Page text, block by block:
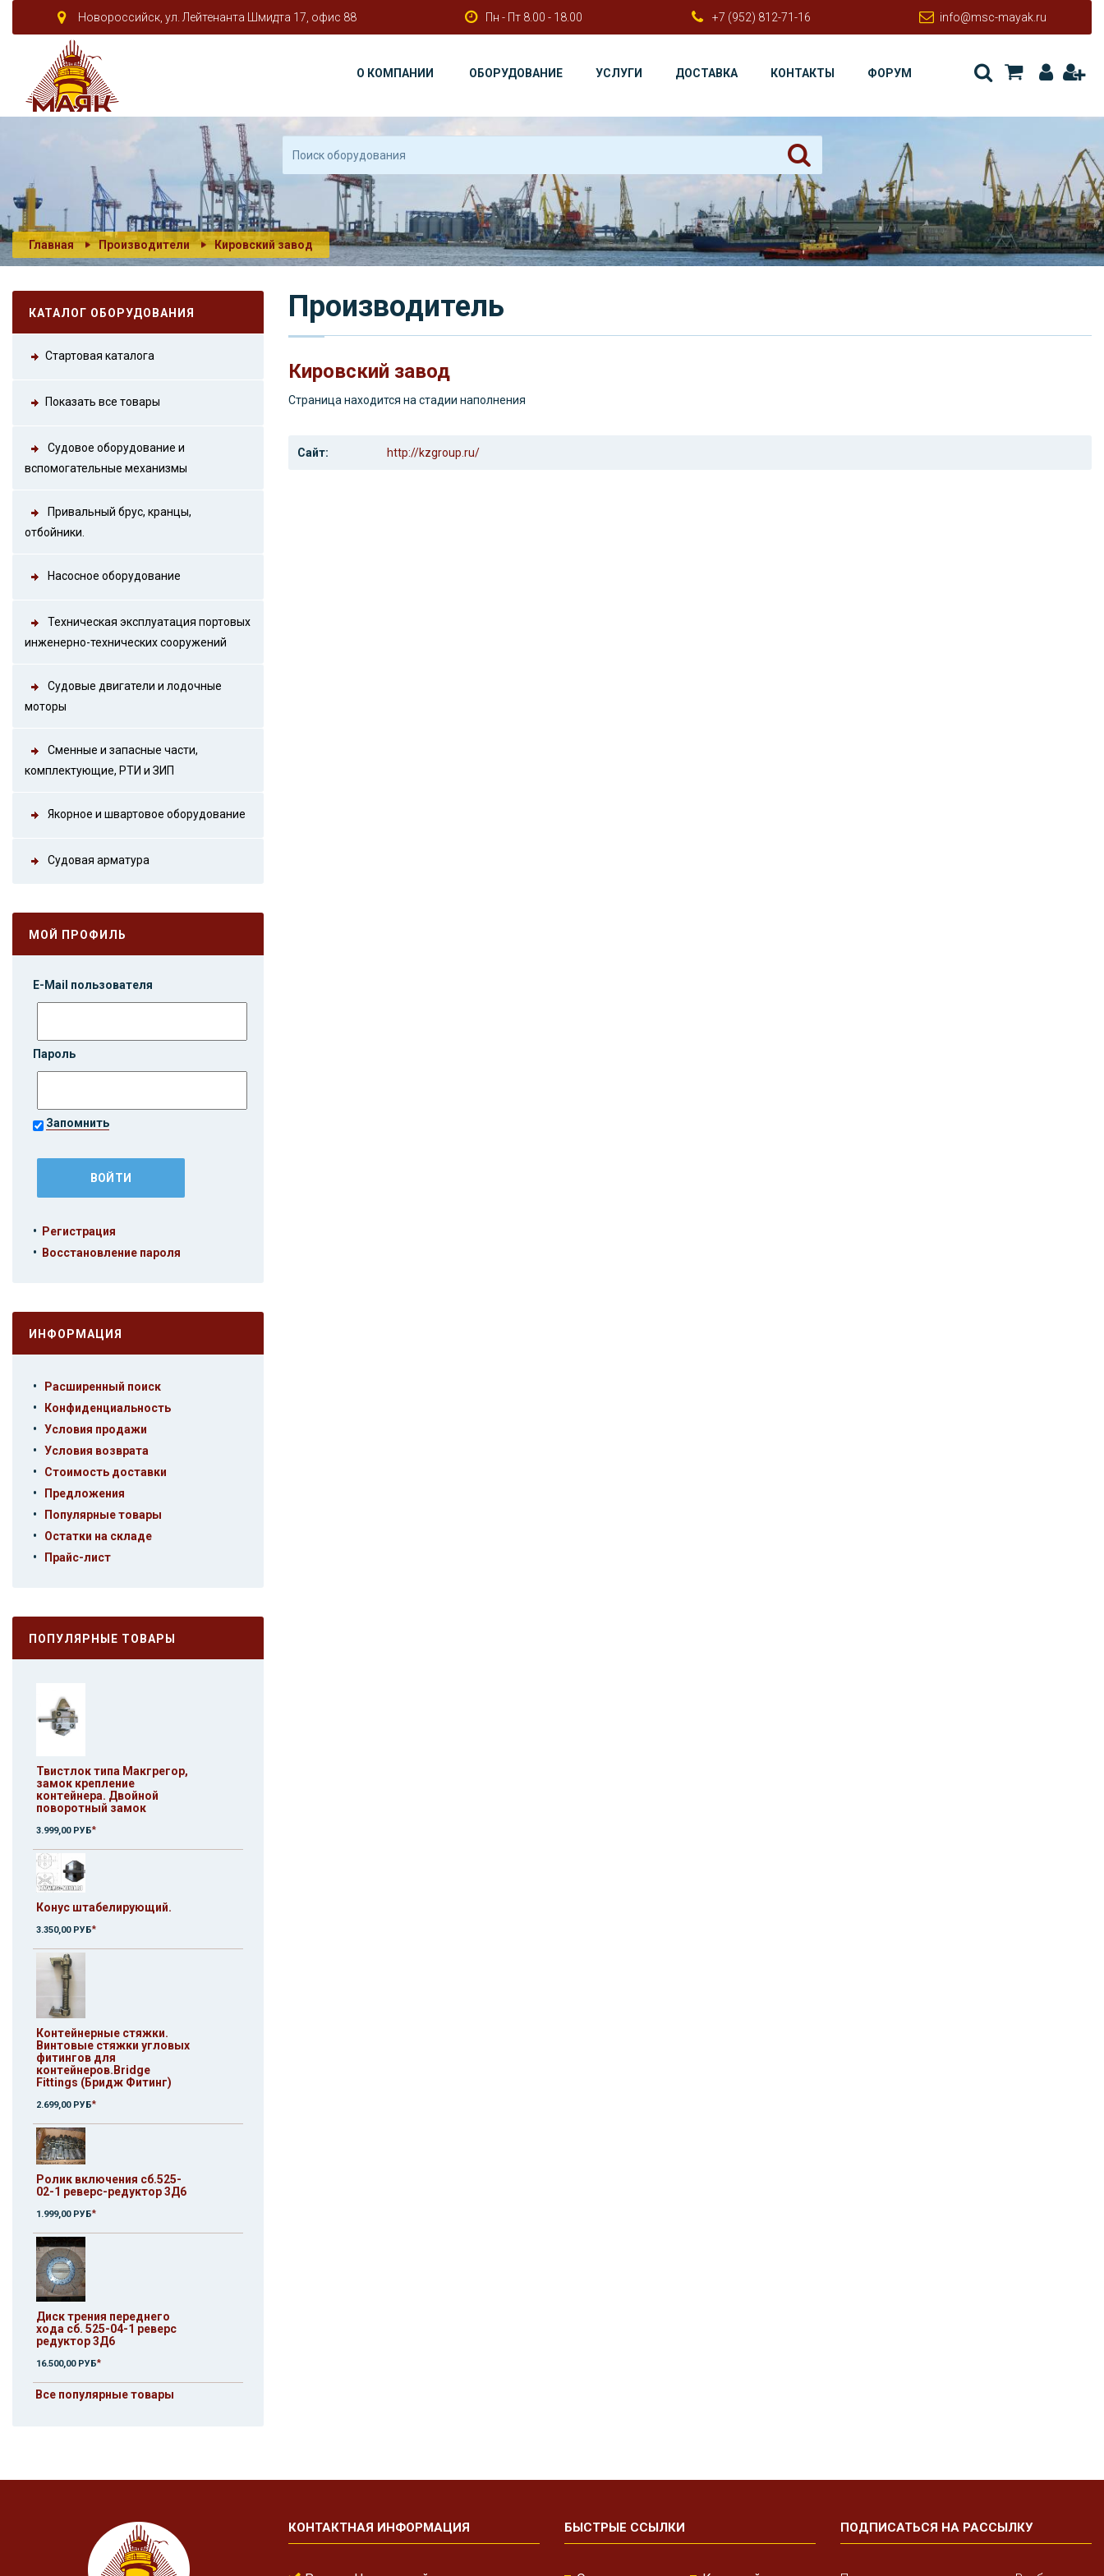
Новороссийск, ул. Лейтенанта Шмидта 17, офис 88 Пн - Пт 8.00 - 18.00 +7 (952) 812-71-16 info@msc-mayak.ru
О КОМПАНИИ ОБОРУДОВАНИЕ УСЛУГИ ДОСТАВКА КОНТАКТЫ ФОРУМ
Главная Производители Кировский завод
КАТАЛОГ ОБОРУДОВАНИЯ
Стартовая каталога
Показать все товары
Судовое оборудование и
вспомогательные механизмы
Привальный брус, кранцы,
отбойники.
Насосное оборудование
Техническая эксплуатация портовых
инженерно-технических сооружений
Судовые двигатели и лодочные
моторы
Сменные и запасные части,
комплектующие, РТИ и ЗИП
Якорное и швартовое оборудование
Судовая арматура
МОЙ ПРОФИЛЬ
E-Mail пользователя
Пароль
Запомнить
• Регистрация
• Восстановление пароля
ИНФОРМАЦИЯ
• Расширенный поиск
• Конфиденциальность
• Условия продажи
• Условия возврата
• Стоимость доставки
• Предложения
• Популярные товары
• Остатки на складе
• Прайс-лист
ПОПУЛЯРНЫЕ ТОВАРЫ
Твистлок типа Макгрегор,
замок крепление
контейнера. Двойной
поворотный замок
3.999,00 РУБ*
Конус штабелирующий.
3.350,00 РУБ*
Контейнерные стяжки.
Винтовые стяжки угловых
фитингов для
контейнеров.Bridge
Fittings (Бридж Фитинг)
2.699,00 РУБ*
Ролик включения сб.525-
02-1 реверс-редуктор 3Д6
1.999,00 РУБ*
Диск трения переднего
хода сб. 525-04-1 реверс
редуктор 3Д6
16.500,00 РУБ*
Все популярные товары
Производитель
Кировский завод
Страница находится на стадии наполнения
Сайт: http://kzgroup.ru/
КОНТАКТНАЯ ИНФОРМАЦИЯ БЫСТРЫЕ ССЫЛКИ ПОДПИСАТЬСЯ НА РАССЫЛКУ